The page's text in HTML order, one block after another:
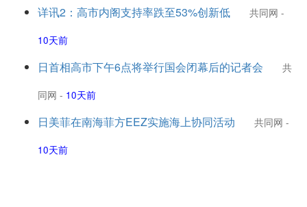
详讯2：高市内阁支持率跌至53%创新低 共同网 -
10天前
日首相高市下午6点将举行国会闭幕后的记者会
共
同网 - 10天前
日美菲在南海菲方EEZ实施海上协同活动 共同网 -
10天前